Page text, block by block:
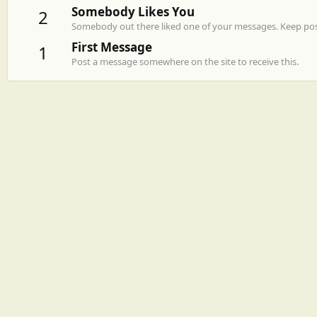
2 Somebody Likes You
Somebody out there liked one of your messages. Keep
1 First Message
Post a message somewhere on the site to receive this.